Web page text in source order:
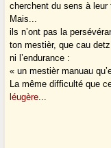
cherchent du sens à leur
Mais...
ils n’ont pas la
ton mestièr, que cau
ni l’endurance :
« un mestièr manuau
La même difficulté que
léugère...